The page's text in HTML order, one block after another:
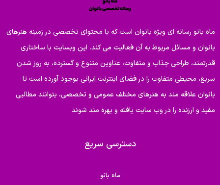
ماه بانو رسانه ای ویژه بانوان است که با محتوای تخصصی در زمینه هنرهای
بانوان و مسائل مربوط به آن فعالیت می کند. این وبسایت با ساختاری
قدرتمند، طراحی جذاب و متفاوت، عناوین متنوع و گسترده، به روز شدن
سریع، محیطی متفاوت را در فضای اینترنت ایرانی بوجود آورده است تا
بانوان علاقه مند به هنرهای مختلف عمومی و تخصصی، بتوانند مطالبی
مفید و ارزنده را در وب سایت یافته و بهره مند شوند
دسترسی سریع
ماه بانو